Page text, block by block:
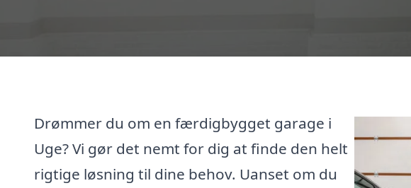
Drømmer du om en færdigbygget garage i
Uge? Vi gør det nemt for dig at finde den helt
rigtige løsning til dine behov. Uanset om du